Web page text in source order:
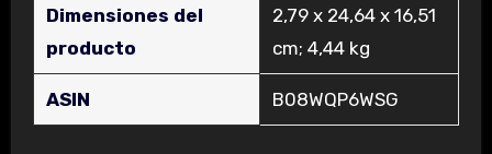
Dimensiones del
producto
‎2,79 x 24,64 x 16,51
cm; 4,44 kg
ASIN ‎B08WQP6WSG